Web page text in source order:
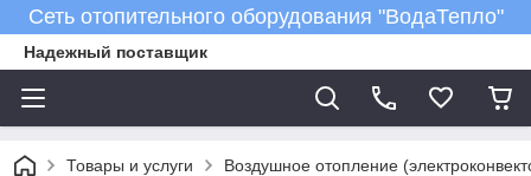
Сеть отопительного оборудования "ВодаТепло"
Надежный поставщик
Товары и услуги Воздушное отопление